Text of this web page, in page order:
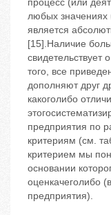
процесс (или
любых значениях
является
[15].Наличие
свидетельствует
того, все
дополняют друг
какоголибо
предприятия по
критериям (см.
критерием мы
основании
оценкачеголибо
предприятия).